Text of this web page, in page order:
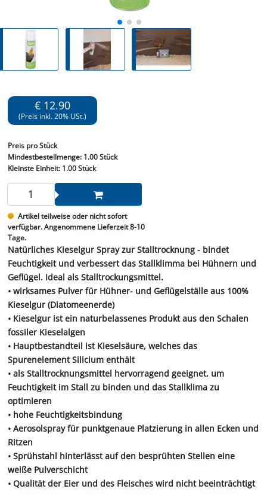
€ 12.90
(Preis inkl. 20% USt.)
Preis pro Stück
Mindestbestellmenge: 1.00 Stück
Kleinste Einheit:1.00 Stück
Artikel teilweise oder nicht sofort
verfügbar. Angenommene Lieferzeit 8-10
Tage.
Natürliches Kieselgur Spray zur Stalltrocknung - bindet
Feuchtigkeit und verbessert das Stallklimma bei Hühnern und
Geflügel. Ideal als Stalltrockungsmittel.
• wirksames Pulver für Hühner- und Geflügelställe aus 100%
Kieselgur (Diatomeenerde)
• Kieselgur ist ein naturbelassenes Produkt aus den Schalen
fossiler Kieselalgen
• Hauptbestandteil ist Kieselsäure, welches das
Spurenelement Silicium enthält
• als Stalltrocknungsmittel hervorragend geeignet, um
Feuchtigkeit im Stall zu binden und das Stallklima zu
optimieren
• hohe Feuchtigkeitsbindung
• Aerosolspray für punktgenaue Platzierung in allen Ecken und
Ritzen
• Sprühstahl hinterlässt auf den besprühten Stellen eine
weiße Pulverschicht
• Qualität der Eier und des Fleisches wird nicht beeinträchtigt